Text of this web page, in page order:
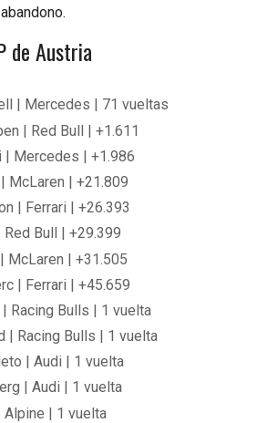
de Austria
| Mercedes | 71 vueltas
| Red Bull | +1.611
| Mercedes | +1.986
McLaren | +21.809
| Ferrari | +26.393
Red Bull | +29.399
McLaren | +31.505
| Ferrari | +45.659
Racing Bulls | 1 vuelta
| Racing Bulls | 1 vuelta
| Audi | 1 vuelta
| Audi | 1 vuelta
Alpine | 1 vuelta